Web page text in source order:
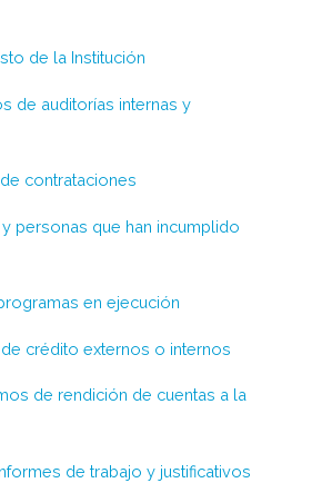
de la Institución
de auditorías internas y
contrataciones
personas que han incumplido
en ejecución
crédito externos o internos
de rendición de cuentas a la
de trabajo y justificativos